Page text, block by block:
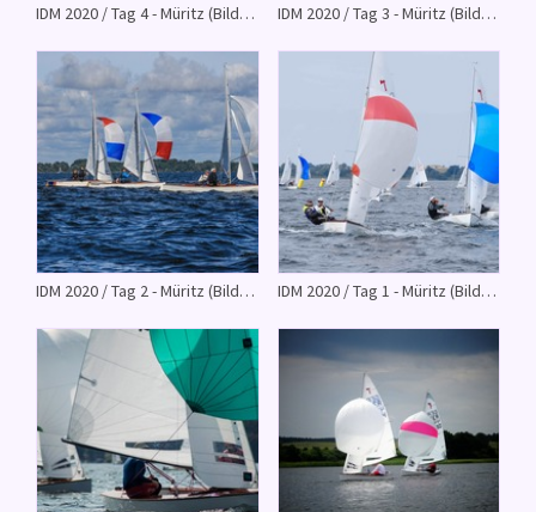
IDM 2020 / Tag 4 - Müritz (Bilder vom Röbeler Segel Verein e.V.) IDM 2020 / Tag 3 - Müritz (Bilder vom Röbeler Segel Verein e.V.)
IDM 2020 / Tag 2 - Müritz (Bilder vom Röbeler Sgel Verein e.V.) IDM 2020 / Tag 1 - Müritz (Bilder vom Röbeler Segel Verein e.V.)